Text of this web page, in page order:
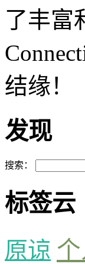
了丰富
结缘！
发现
搜索：
标签云
原谅